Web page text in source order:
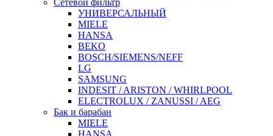
Сетевой фильтр
УНИВЕРСАЛЬНЫЙ
MIELE
HANSA
BEKO
BOSCH/SIEMENS/NEFF
LG
SAMSUNG
INDESIT / ARISTON / WHIRLPOOL
ELECTROLUX / ZANUSSI / AEG
Бак и барабан
MIELE
HANSA